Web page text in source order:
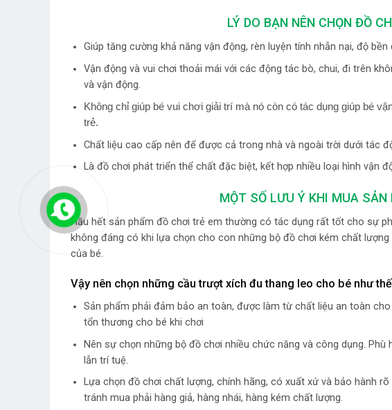
LÝ DO BẠN NÊN CHỌN ĐỒ
Giúp tăng cường khả năng vận động, rèn luyện tính nhẫn nại, độ
Vận động và vui chơi thoải mái với các động tác bò, chui, đi trên
và vận động.
Không chỉ giúp bé vui chơi giải trí mà nó còn có tác dụng giúp bé
trẻ.
Chất liệu cao cấp nên để được cả trong nhà và ngoài trời dưới tác
Là đồ chơi phát triển thể chất đặc biệt, kết hợp nhiều loại hình vận
MỘT SỐ LƯU Ý KHI MUA SẢN
Hầu hết sản phẩm đồ chơi trẻ em thường có tác dụng rất tốt cho sự
không đáng có khi lựa chọn cho con những bộ đồ chơi kém chất
của bé.
Vậy nên chọn những cầu trượt xích đu thang leo cho bé như
Sản phẩm phải đảm bảo an toàn, được làm từ chất liệu an toàn
tổn thương cho bé khi chơi
Nên sự chọn những bộ đồ chơi nhiều chức năng và công dụng.
lẫn trí tuệ.
Lựa chọn đồ chơi chất lượng, chính hãng, có xuất xứ và bảo hành
tránh mua phải hàng giả, hàng nhái, hàng kém chất lượng.